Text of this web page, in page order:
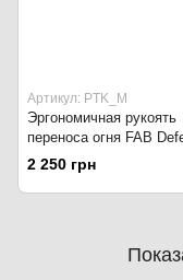
Артикул: PTK_M
Эргономичная рукоять
переноса огня FAB
PTK на M-LOK. Чёрный
2 250 грн